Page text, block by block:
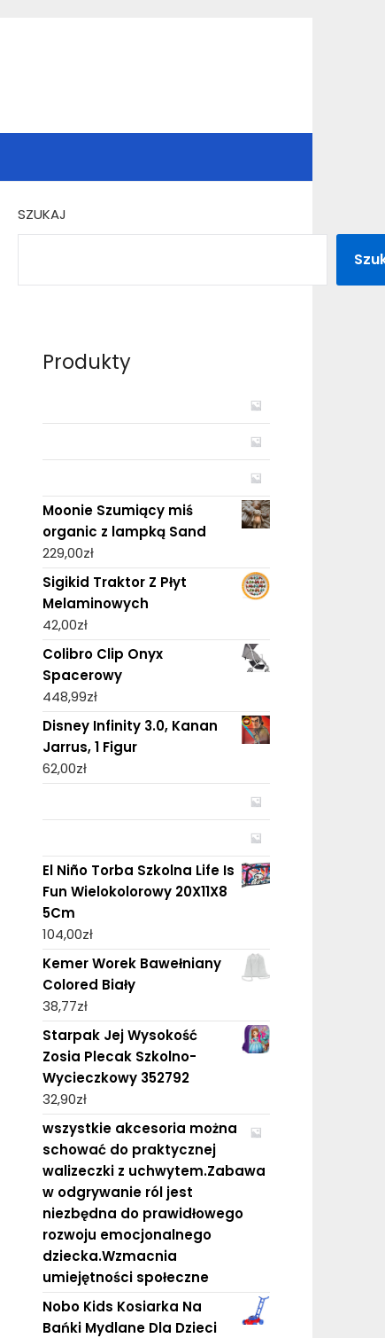
SZUKAJ
Produkty
Moonie Szumiący miś
organic z lampką Sand
229,00zł
Sigikid Traktor Z Płyt
Melaminowych
42,00zł
Colibro Clip Onyx
Spacerowy
448,99zł
Disney Infinity 3.0, Kanan
Jarrus, 1 Figur
62,00zł
El Niño Torba Szkolna Life Is
Fun Wielokolorowy 20X11X8
5Cm
104,00zł
Kemer Worek Bawełniany
Colored Biały
38,77zł
Starpak Jej Wysokość
Zosia Plecak Szkolno-
Wycieczkowy 352792
32,90zł
wszystkie akcesoria można
schować do praktycznej
walizeczki z uchwytem.Zabawa
w odgrywanie ról jest
niezbędna do prawidłowego
rozwoju emocjonalnego
dziecka.Wzmacnia
umiejętności społeczne
Nobo Kids Kosiarka Na
Bańki Mydlane Dla Dzieci